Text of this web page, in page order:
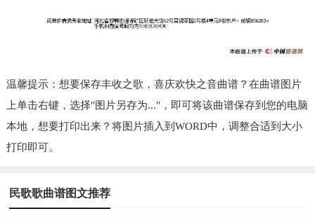
温馨提示：想要保存丰收之歌，喜庆欢快之音曲谱？在曲谱图片
上单击右键，选择"图片另存为..."，即可将该曲谱保存到您的电脑
本地，想要打印出来？将图片插入到WORD中，调整合适到大小
打印即可。
民歌歌曲谱图文推荐